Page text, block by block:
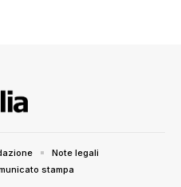
Note legali
stampa